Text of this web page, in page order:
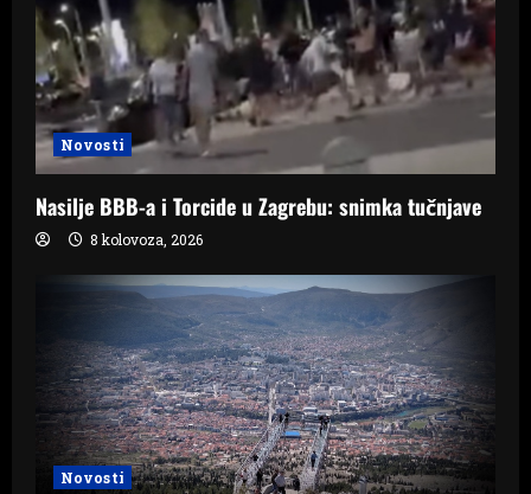
Novosti
Nasilje BBB-a i Torcide u Zagrebu: snimka tučnjave
8 kolovoza, 2026
Novosti